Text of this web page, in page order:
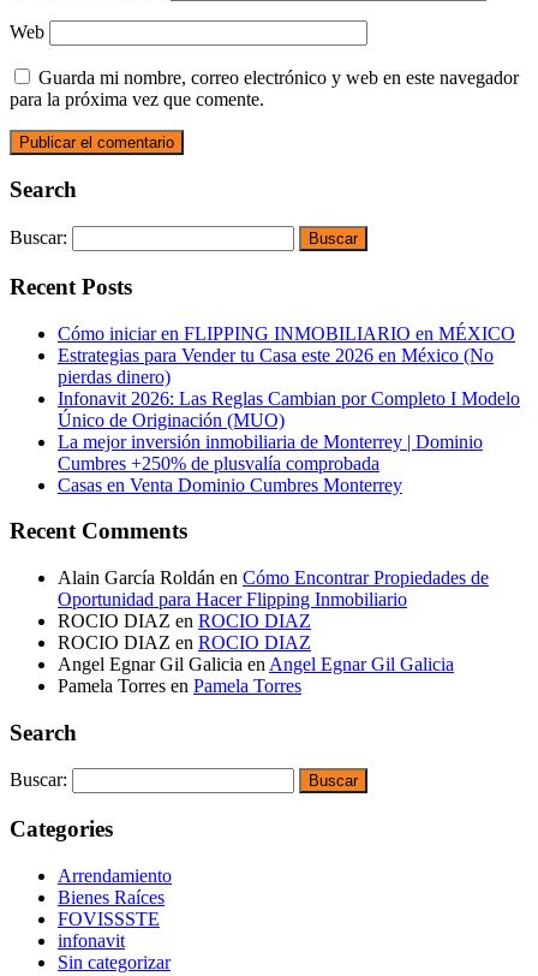
Web
Guarda mi nombre, correo electrónico y web en este navegador
para la próxima vez que comente.
Search
Buscar:
Recent Posts
Cómo iniciar en FLIPPING INMOBILIARIO en MÉXICO
Estrategias para Vender tu Casa este 2026 en México (No
pierdas dinero)
Infonavit 2026: Las Reglas Cambian por Completo I Modelo
Único de Originación (MUO)
La mejor inversión inmobiliaria de Monterrey | Dominio
Cumbres +250% de plusvalía comprobada
Casas en Venta Dominio Cumbres Monterrey
Recent Comments
Alain García Roldán en Cómo Encontrar Propiedades de
Oportunidad para Hacer Flipping Inmobiliario
ROCIO DIAZ en ROCIO DIAZ
ROCIO DIAZ en ROCIO DIAZ
Angel Egnar Gil Galicia en Angel Egnar Gil Galicia
Pamela Torres en Pamela Torres
Search
Buscar:
Categories
Arrendamiento
Bienes Raíces
FOVISSSTE
infonavit
Sin categorizar